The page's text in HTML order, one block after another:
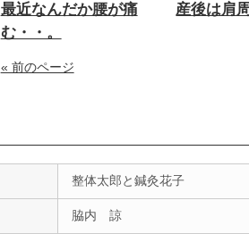
最近なんだか腰が痛
む・・。
« 前のページ
産後は肩
整体太郎と鍼灸花子
脇内 諒